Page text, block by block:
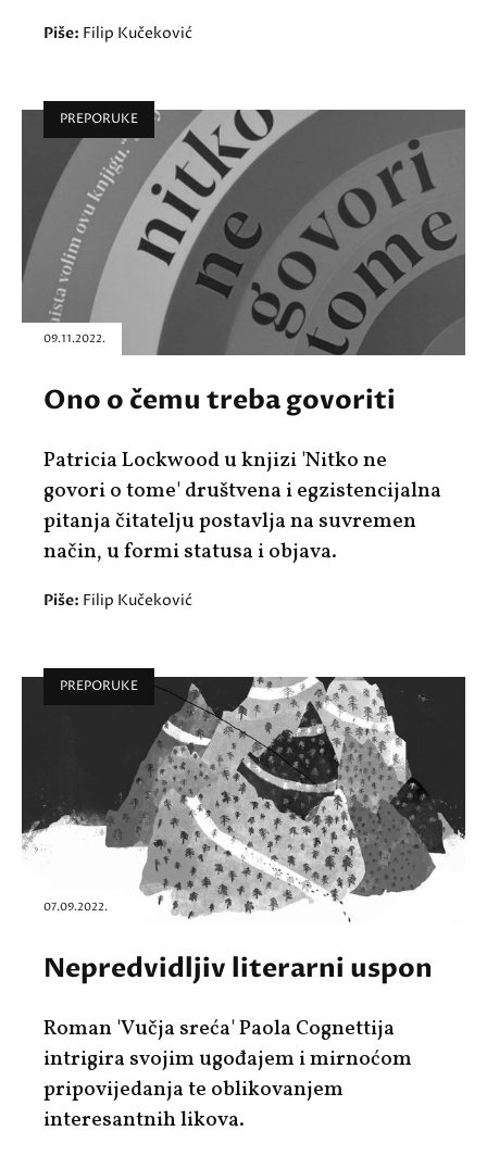
Piše: Filip Kučeković
PREPORUKE
09.11.2022.
Ono o čemu treba govoriti
Patricia Lockwood u knjizi 'Nitko ne
govori o tome' društvena i egzistencijalna
pitanja čitatelju postavlja na suvremen
način, u formi statusa i objava.
Piše: Filip Kučeković
PREPORUKE
07.09.2022.
Nepredvidljiv literarni uspon
Roman 'Vučja sreća' Paola Cognettija
intrigira svojim ugođajem i mirnoćom
pripovijedanja te oblikovanjem
interesantnih likova.